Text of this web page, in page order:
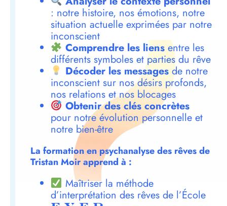
: notre histoire, nos émotions, notre
situation actuelle exprimées par notre
inconscient
Comprendre les liensentre les
différents symboles et parties du rêve
Décoder les messagesde notre
inconscient sur nos désirs profonds,
nos relations et nos blocages
Obtenir des clés concrètes
pour notre évolution personnelle et
notre bien-être
La formation en psychanalyse des rêves de
Tristan Moir apprend à :
Maîtriser la méthode
d’interprétation des rêves de l’École